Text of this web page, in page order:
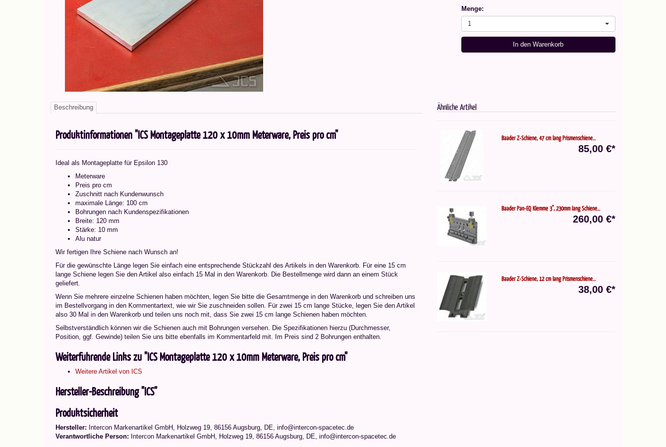
Menge:
1
In den Warenkorb
Beschreibung
Produktinformationen "ICS Montageplatte 120 x 10mm Meterware, Preis pro cm"
Ideal als Montageplatte für Epsilon 130
Meterware
Preis pro cm
Zuschnitt nach Kundenwunsch
maximale Länge: 100 cm
Bohrungen nach Kundenspezifikationen
Breite: 120 mm
Stärke: 10 mm
Alu natur
Wir fertigen Ihre Schiene nach Wunsch an!
Für die gewünschte Länge legen Sie einfach eine entsprechende Stückzahl des Artikels in den Warenkorb. Für eine 15 cm
lange Schiene legen Sie den Artikel also einfach 15 Mal in den Warenkorb. Die Bestellmenge wird dann an einem Stück
geliefert.
Wenn Sie mehrere einzelne Schienen haben möchten, legen Sie bitte die Gesamtmenge in den Warenkorb und schreiben uns
im Bestellvorgang in den Kommentartext, wie wir Sie zuschneiden sollen. Für zwei 15 cm lange Stücke, legen Sie den Artikel
also 30 Mal in den Warenkorb und teilen uns noch mit, dass Sie zwei 15 cm lange Schienen haben möchten.
Selbstverständlich können wir die Schienen auch mit Bohrungen versehen. Die Spezifikationen hierzu (Durchmesser,
Position, ggf. Gewinde) teilen Sie uns bitte ebenfalls im Kommentarfeld mit. Im Preis sind 2 Bohrungen enthalten.
Weiterführende Links zu "ICS Montageplatte 120 x 10mm Meterware, Preis pro cm"
Weitere Artikel von ICS
Hersteller-Beschreibung "ICS"
Produktsicherheit
Hersteller: Intercon Markenartikel GmbH, Holzweg 19, 86156 Augsburg, DE, info@intercon-spacetec.de
Verantwortliche Person: Intercon Markenartikel GmbH, Holzweg 19, 86156 Augsburg, DE, info@intercon-spacetec.de
Ähnliche Artikel
Baader Z-Schiene, 47 cm lang Prismenschiene...
85,00 €*
Baader Pan-EQ Klemme 3", 230mm lang Schiene...
260,00 €*
Baader Z-Schiene, 12 cm lang Prismenschiene...
38,00 €*